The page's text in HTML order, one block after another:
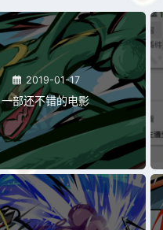
2019-01-17
一部还不错的电影